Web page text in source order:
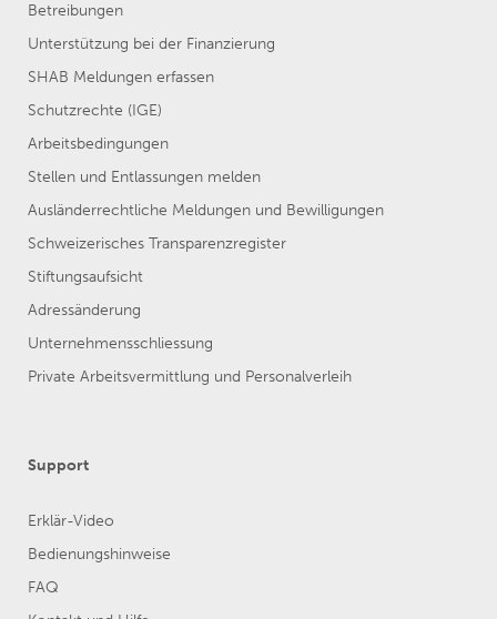
Betreibungen
Unterstützung bei der Finanzierung
SHAB Meldungen erfassen
Schutzrechte (IGE)
Arbeitsbedingungen
Stellen und Entlassungen melden
Ausländerrechtliche Meldungen und Bewilligungen
Schweizerisches Transparenzregister
Stiftungsaufsicht
Adressänderung
Unternehmensschliessung
Private Arbeitsvermittlung und Personalverleih
Support
Erklär-Video
Bedienungshinweise
FAQ